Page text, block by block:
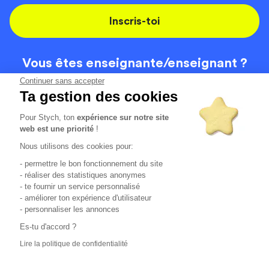
Continuer sans accepter
Ta gestion des cookies
Pour Stych, tonexpérience sur notre site
web est une priorité !
Nous utilisons des cookies pour:
- permettre le bon fonctionnement du site
- réaliser des statistiques anonymes
- te fournir un service personnalisé
- améliorer ton expérience d'utilisateur
- personnaliser les annonces
Es-tu d'accord ?
Lire la politique de confidentialité
Inscris-toi
Vous êtes enseignante/enseignant ?
On recrute
Code de la route
Localisation
Contact
Tous les avis clients4.6/5 (51154 avis publiés)
Comment sont calculés nos taux de réussite ?